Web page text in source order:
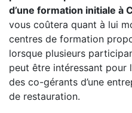
d’une formation initiale à
vous coûtera quant à lui
centres de formation
lorsque plusieurs
peut être intéressant pour
des co-gérants d’une
de restauration.